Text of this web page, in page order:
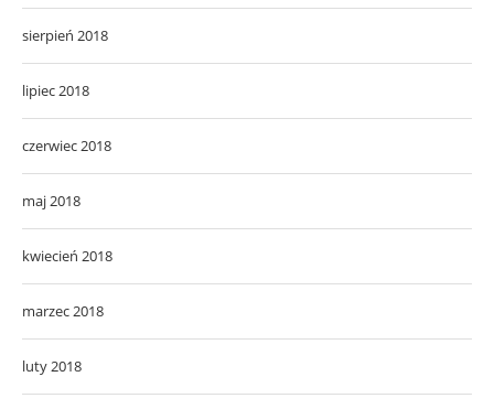
sierpień 2018
lipiec 2018
czerwiec 2018
maj 2018
kwiecień 2018
marzec 2018
luty 2018